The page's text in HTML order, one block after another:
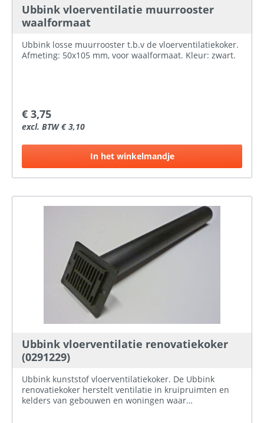
Ubbink vloerventilatie muurrooster
waalformaat
Ubbink losse muurrooster t.b.v de vloerventilatiekoker.
Afmeting: 50x105 mm, voor waalformaat. Kleur: zwart.
€ 3,75
excl. BTW € 3,10
In het winkelmandje
Ubbink vloerventilatie renovatiekoker
(0291229)
Ubbink kunststof vloerventilatiekoker. De Ubbink
renovatiekoker herstelt ventilatie in kruipruimten en
kelders van gebouwen en woningen waar